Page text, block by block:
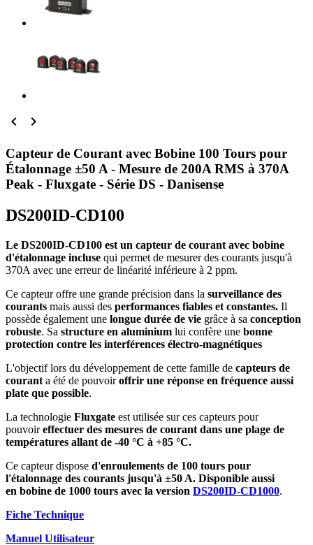
 
Capteur de Courant avec Bobine 100 Tours pour
Étalonnage ±50 A - Mesure de 200A RMS à 370A
Peak - Fluxgate - Série DS - Danisense
DS200ID-CD100
Le DS200ID-CD100 est un capteur de courant avec bobine
d'étalonnage incluse qui permet de mesurer des courants jusqu'à
370A avec une erreur de linéarité inférieure à 2 ppm.
Ce capteur offre une grande précision dans la surveillance des
courants mais aussi des performances fiables et constantes. Il
possède également une longue durée de vie grâce à sa conception
robuste. Sa structure en aluminium lui confère une bonne
protection contre les interférences électro-magnétiques
L'objectif lors du développement de cette famille de capteurs de
courant a été de pouvoiroffrir une réponse en fréquence aussi
plate que possible.
La technologie Fluxgate est utilisée sur ces capteurs pour
pouvoireffectuer des mesures de courant dans une plage de
températures allant de -40 °C à +85 °C.
Ce capteur dispose d'enroulements de 100 tours pour
l'étalonnage des courants jusqu'à ±50 A. Disponible aussi
en bobine de 1000 tours avec la version DS200ID-CD1000.
Fiche Technique
Manuel Utilisateur